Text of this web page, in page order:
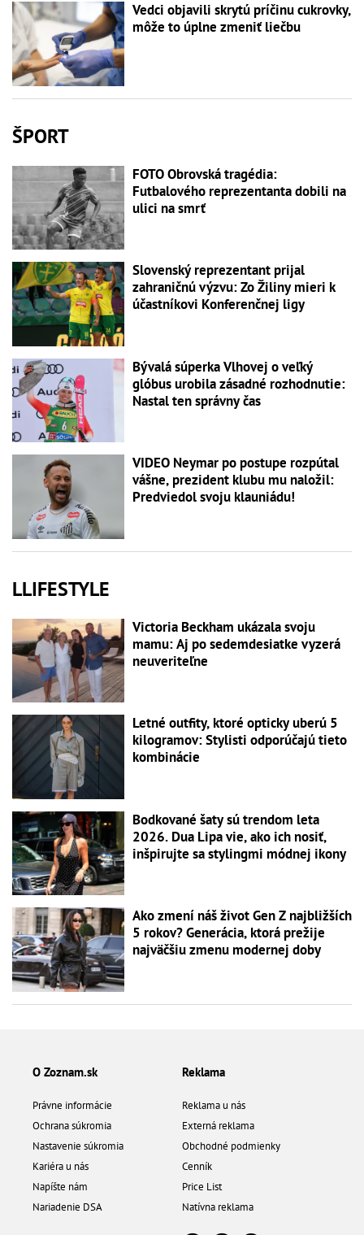
Vedci objavili skrytú príčinu cukrovky,
môže to úplne zmeniť liečbu
ŠPORT
FOTO Obrovská tragédia:
Futbalového reprezentanta dobili na
ulici na smrť
Slovenský reprezentant prijal
zahraničnú výzvu: Zo Žiliny mieri k
účastníkovi Konferenčnej ligy
Bývalá súperka Vlhovej o veľký
glóbus urobila zásadné rozhodnutie:
Nastal ten správny čas
VIDEO Neymar po postupe rozpútal
vášne, prezident klubu mu naložil:
Predviedol svoju klauniádu!
LLIFESTYLE
Victoria Beckham ukázala svoju
mamu: Aj po sedemdesiatke vyzerá
neuveriteľne
Letné outfity, ktoré opticky uberú 5
kilogramov: Stylisti odporúčajú tieto
kombinácie
Bodkované šaty sú trendom leta
2026. Dua Lipa vie, ako ich nosiť,
inšpirujte sa stylingmi módnej ikony
Ako zmení náš život Gen Z najbližších
5 rokov? Generácia, ktorá prežije
najväčšiu zmenu modernej doby
O Zoznam.sk
Právne informácie
Ochrana súkromia
Nastavenie súkromia
Kariéra u nás
Napíšte nám
Nariadenie DSA
Reklama
Reklama u nás
Externá reklama
Obchodné podmienky
Cenník
Price List
Natívna reklama